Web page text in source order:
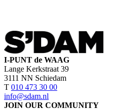
I-PUNT de WAAG
Lange Kerkstraat 39
3111 NN Schiedam
T 010 473 30 00
info@sdam.nl
JOIN OUR COMMUNITY